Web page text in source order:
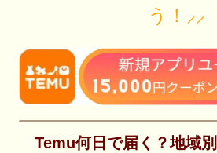
う！⸝⸝
Temu何日で届く？地域